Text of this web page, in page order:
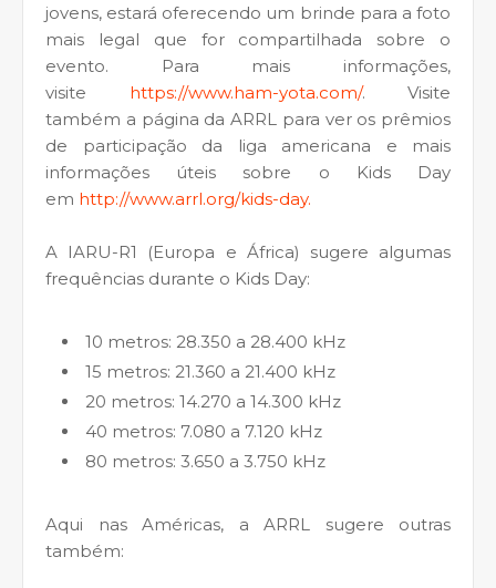
jovens, estará oferecendo um brinde para a foto
mais legal que for compartilhada sobre o
evento. Para mais informações,
visite https://www.ham-yota.com/. Visite
também a página da ARRL para ver os prêmios
de participação da liga americana e mais
informações úteis sobre o Kids Day
em http://www.arrl.org/kids-day.
A IARU-R1 (Europa e África) sugere algumas
frequências durante o Kids Day:
10 metros: 28.350 a 28.400 kHz
15 metros: 21.360 a 21.400 kHz
20 metros: 14.270 a 14.300 kHz
40 metros: 7.080 a 7.120 kHz
80 metros: 3.650 a 3.750 kHz
Aqui nas Américas, a ARRL sugere outras
também: